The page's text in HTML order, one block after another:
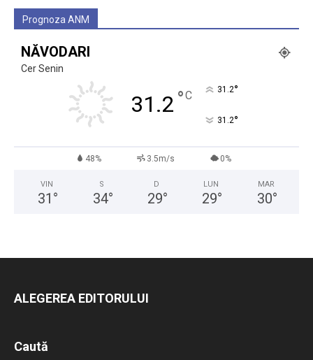
Prognoza ANM
NĂVODARI
Cer Senin
31.2 °C 31.2°
31.2°
48% 3.5m/s 0%
VIN
31 °
S
34°
D
29°
LUN
29°
MAR
30°
ALEGEREA EDITORULUI
Caută